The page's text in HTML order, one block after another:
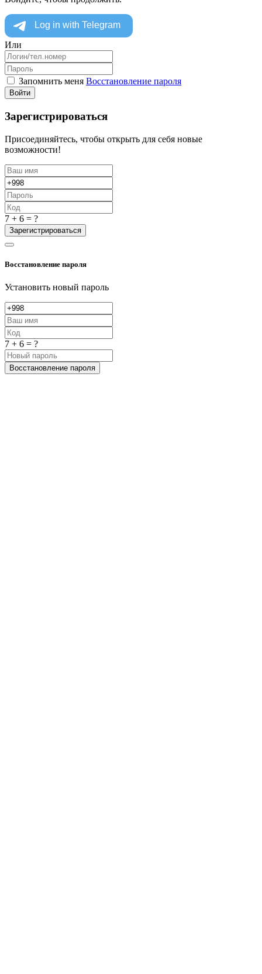
Или
Запомнить меня Восстановление пароля
Войти
Зарегистрироваться
Присоединяйтесь, чтобы открыть для себя новые
возможности!
7 + 6 = ?
Зарегистрироваться
Восстановление пароля
Установить новый пароль
7 + 6 = ?
Восстановление пароля